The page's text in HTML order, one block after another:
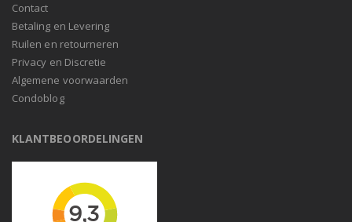
Contact
Betaling en Levering
Ruilen en retourneren
Privacy en Discretie
Algemene voorwaarden
Condoblog
KLANTBEOORDELINGEN